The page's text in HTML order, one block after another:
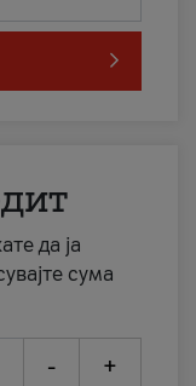
да ја
сума
- +